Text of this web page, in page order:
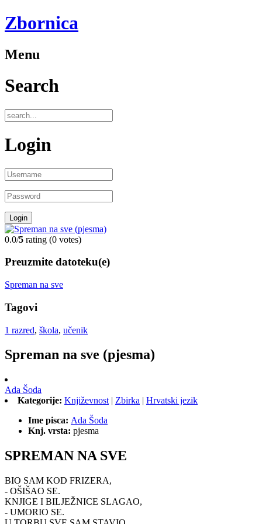
Zbornica
Menu
Search
Login
0.0/5 rating (0 votes)
Preuzmite datoteku(e)
Spreman na sve
Tagovi
1 razred, škola, učenik
Spreman na sve (pjesma)
Ada Šoda
Kategorije: Književnost | Zbirka | Hrvatski jezik
Ime pisca: Ada Šoda
Knj. vrsta: pjesma
SPREMAN NA SVE
BIO SAM KOD FRIZERA,
- OŠIŠAO SE.
KNJIGE I BILJEŽNICE SLAGAO,
- UMORIO SE.